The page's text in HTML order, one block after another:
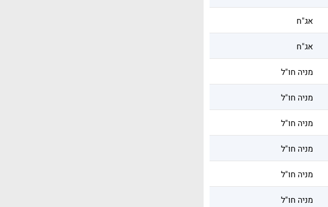
אג"ח
אג"ח
מניה חו"ל
מניה חו"ל
מניה חו"ל
מניה חו"ל
מניה חו"ל
מניה חו"ל